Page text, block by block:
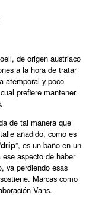
de origen austriaco
a la hora de tratar
atemporal y poco
prefiere mantener
de tal manera que
añadido, como es
”, es un baño en un
aspecto de haber
va perdiendo esas
Marcas como
Vans.